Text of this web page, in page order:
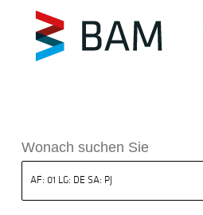
ReSEARCH BAM
Wonach suchen Sie